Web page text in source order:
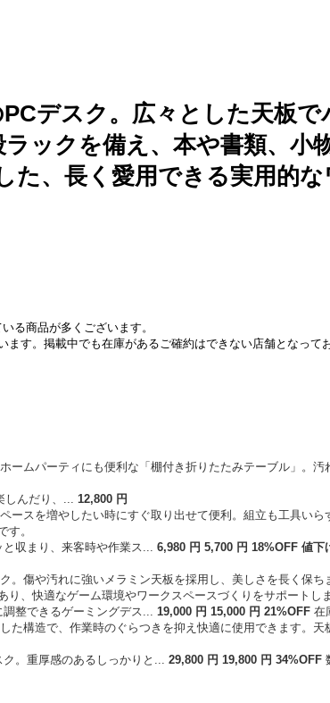
デスク。広々とした天板で
ックを備え、本や書類、小
た、長く愛用できる実用的な
る商品が多くございます。
す。掲載中でも在庫があるご確約はできない店舗となって
しんだり、... 12,800 円
収まり、来客時や作業ス... 6,980 円 5,700 円 18%OFF 値下
整できるゲーミングデス... 19,000 円 15,000 円 21%OFF 在
。重厚感のあるしっかりと... 29,800 円 19,800 円 34%OFF